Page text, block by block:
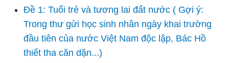
Đề 1: Tuổi trẻ và tương lai đất nước ( Gợi ý:
Trong thư gửi học sinh nhân ngày khai trường
đầu tiên của nước Việt Nam độc lập, Bác Hồ
thiết tha căn dặn...)